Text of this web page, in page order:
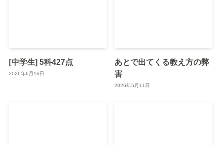
[中学生] 5科427点
2026年6月16日
あとで出てくる教え方の弊
害
2026年5月11日